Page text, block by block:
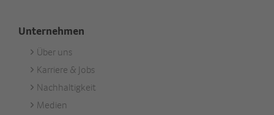
Unternehmen
Footer
Unternehmen
Über uns
Karriere & Jobs
Nachhaltigkeit
Medien